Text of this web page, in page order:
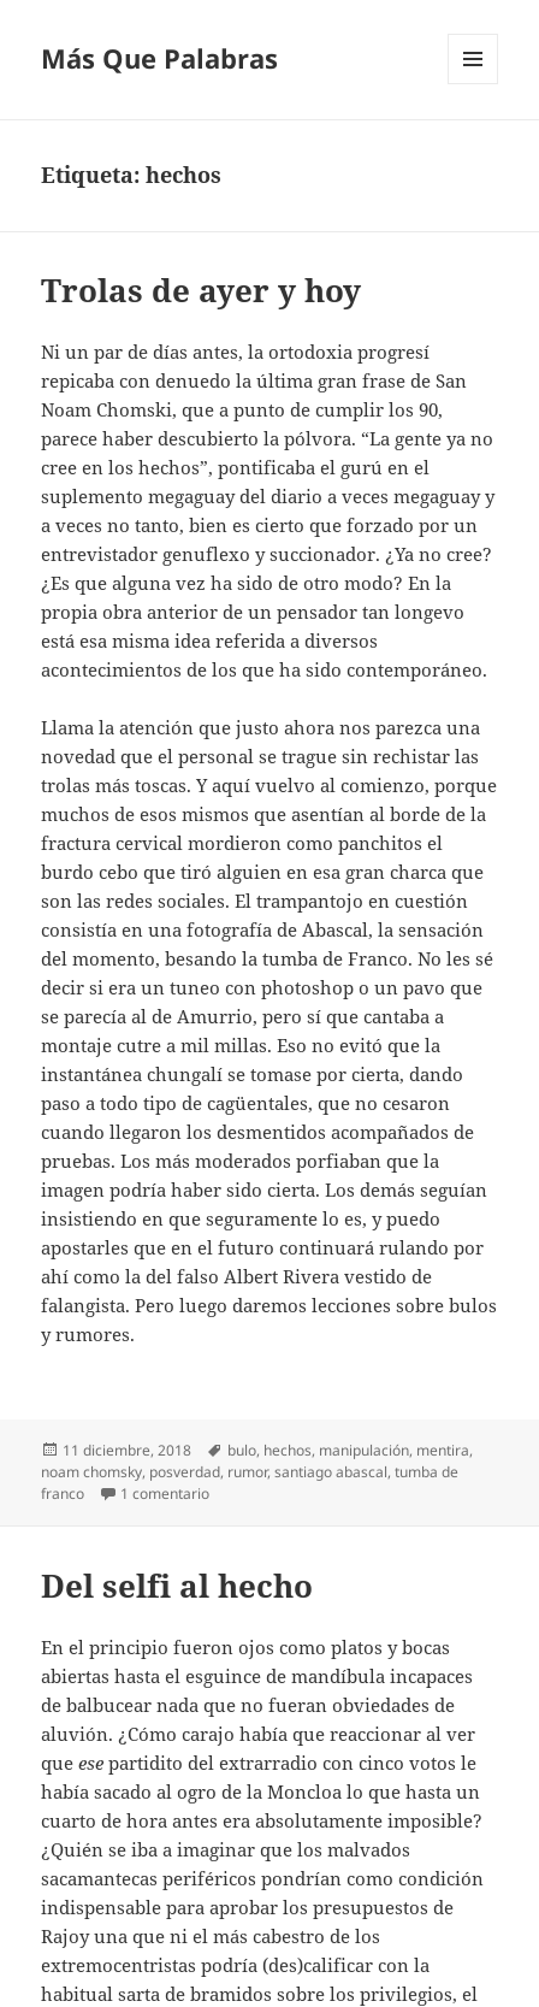
Más Que Palabras
Etiqueta:hechos
Trolas de ayer y hoy
Ni un par de días antes, la ortodoxia progresí
repicaba con denuedo la última gran frase de San
Noam Chomski, que a punto de cumplir los 90,
parece haber descubierto la pólvora. “La gente ya no
cree en los hechos”, pontificaba el gurú en el
suplemento megaguay del diario a veces megaguay y
a veces no tanto, bien es cierto que forzado por un
entrevistador genuflexo y succionador. ¿Ya no cree?
¿Es que alguna vez ha sido de otro modo? En la
propia obra anterior de un pensador tan longevo
está esa misma idea referida a diversos
acontecimientos de los que ha sido contemporáneo.
Llama la atención que justo ahora nos parezca una
novedad que el personal se trague sin rechistar las
trolas más toscas. Y aquí vuelvo al comienzo, porque
muchos de esos mismos que asentían al borde de la
fractura cervical mordieron como panchitos el
burdo cebo que tiró alguien en esa gran charca que
son las redes sociales. El trampantojo en cuestión
consistía en una fotografía de Abascal, la sensación
del momento, besando la tumba de Franco. No les sé
decir si era un tuneo con photoshop o un pavo que
se parecía al de Amurrio, pero sí que cantaba a
montaje cutre a mil millas. Eso no evitó que la
instantánea chungalí se tomase por cierta, dando
paso a todo tipo de cagüentales, que no cesaron
cuando llegaron los desmentidos acompañados de
pruebas. Los más moderados porfiaban que la
imagen podría haber sido cierta. Los demás seguían
insistiendo en que seguramente lo es, y puedo
apostarles que en el futuro continuará rulando por
ahí como la del falso Albert Rivera vestido de
falangista. Pero luego daremos lecciones sobre bulos
y rumores.
Publicado
el
11 diciembre, 2018 Etiquetas
bulo, hechos, manipulación, mentira,
noam chomsky, posverdad, rumor,santiago abascal,tumba de
franco
1 comentarioen Trolas de ayer y hoy
Del selfi al hecho
En el principio fueron ojos como platos y bocas
abiertas hasta el esguince de mandíbula incapaces
de balbucear nada que no fueran obviedades de
aluvión. ¿Cómo carajo había que reaccionar al ver
queese partidito del extrarradio con cinco votos le
había sacado al ogro de la Moncloa lo que hasta un
cuarto de hora antes era absolutamente imposible?
¿Quién se iba a imaginar que los malvados
sacamantecas periféricos pondrían como condición
indispensable para aprobar los presupuestos de
Rajoy una que ni el más cabestro de los
extremocentristas podría (des)calificar con la
habitual sarta de bramidos sobre los privilegios, el